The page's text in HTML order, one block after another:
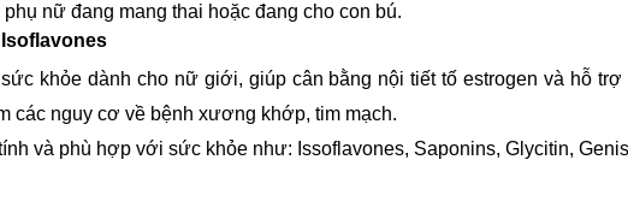
nữ đang mang thai hoặc đang cho con bú.
Isoflavones
khỏe dành cho nữ giới, giúp cân bằng nội tiết tố estrogen và hỗ
các nguy cơ về bệnh xương khớp, tim mạch.
và phù hợp với sức khỏe như: Issoflavones, Saponins, Glycitin,